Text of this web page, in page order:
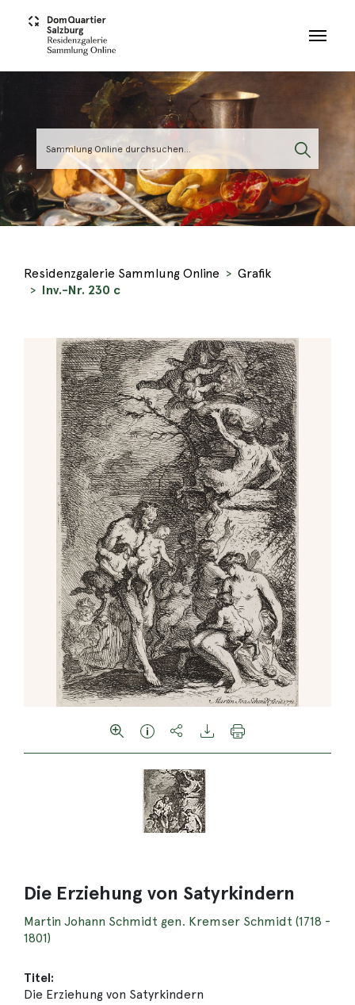
Residenzgalerie Sammlung Online
Grafik
Inv.-Nr. 230 c
Die Erziehung von Satyrkindern
Martin Johann Schmidt gen. Kremser Schmidt (1718 -
1801)
Titel:
Die Erziehung von Satyrkindern